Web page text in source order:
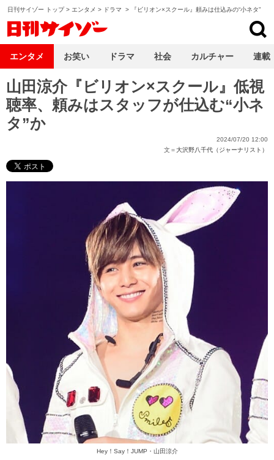
日刊サイゾー トップ> エンタメ > ドラマ > 『ビリオン×スクール』頼みは仕込みの“小ネタ”
山田涼介『ビリオン×スクール』低視
聴率、頼みはスタッフが仕込む“小ネ
タ”か
2024/07/20 12:00
文＝大沢野八千代（ジャーナリスト）
Hey！Say！JUMP・山田涼介
エンタメ お笑い ドラマ 社会 カルチャー 連載